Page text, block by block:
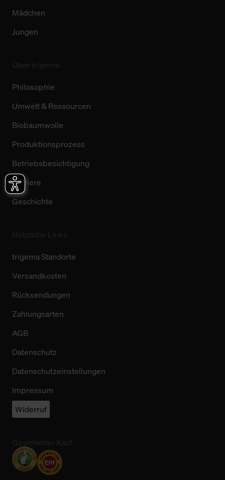
Mädchen
Jungen
Philosophie
Umwelt & Ressourcen
Biobaumwolle
Produktionsprozess
Betriebsbesichtigung
Karriere
Geschichte
trigema Standorte
Versandkosten
Rücksendungen
Zahlungsarten
AGB
Datenschutz
Datenschutzeinstellungen
Impressum
Widerruf